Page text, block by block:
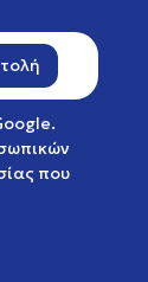
που